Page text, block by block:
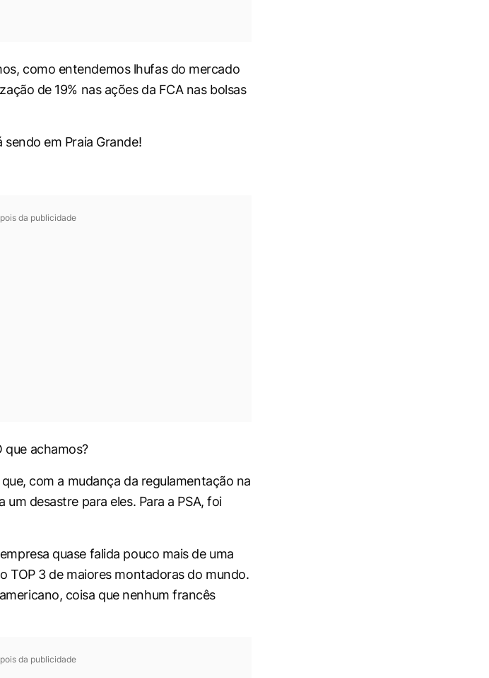
como entendemos lhufas do mercado
de 19% nas ações da FCA nas bolsas
em Praia Grande!
da publicidade
que achamos?
com a mudança da regulamentação na
desastre para eles. Para a PSA, foi
quase falida pouco mais de uma
TOP 3 de maiores montadoras do mundo.
coisa que nenhum francês
da publicidade